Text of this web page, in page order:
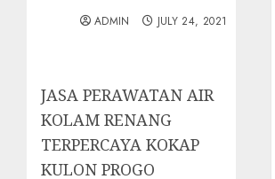
ADMIN JULY 24, 2021
JASA PERAWATAN AIR
KOLAM RENANG
TERPERCAYA KOKAP
KULON PROGO